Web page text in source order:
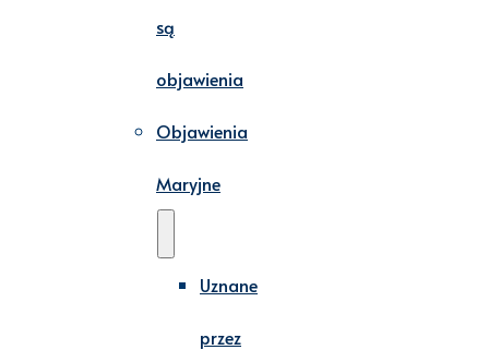
są
objawienia
Objawienia
Maryjne
Uznane
przez